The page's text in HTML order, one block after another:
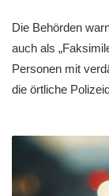
Die Behörden
auch als
Personen mit
die örtliche